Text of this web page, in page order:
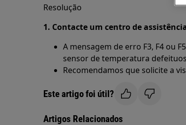
Resolução
1. Contacte um centro de
A mensagem de erro F3, F4 ou
sensor de temperatura
Recomendamos que solicite a
Este artigo foi útil?
Artigos Relacionados